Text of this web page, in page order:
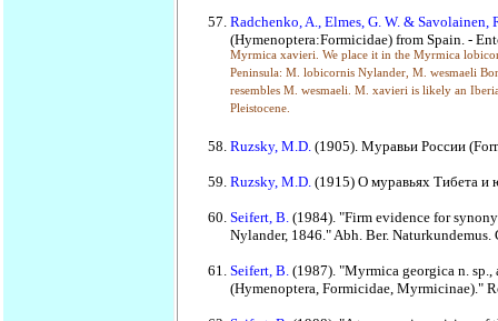
Radchenko, A., Elmes, G. W. & Savolainen,
(Hymenoptera:Formicidae) from Spain. -
Myrmica xavieri. We place it in the Myrmica
Peninsula: M. lobicornis Nylander, M. wesmaeli
resembles M. wesmaeli. M. xavieri is likely an
Pleistocene.
Ruzsky, M.D.(1905). Муравьи России
Ruzsky, M.D.(1915) О муравьях Тибета
Seifert, B.(1984). "Firm evidence for
Nylander, 1846." Abh. Ber.
Seifert, B.(1987). "Myrmica georgica n. sp.,
(Hymenoptera, Formicidae, Myrmicinae)."